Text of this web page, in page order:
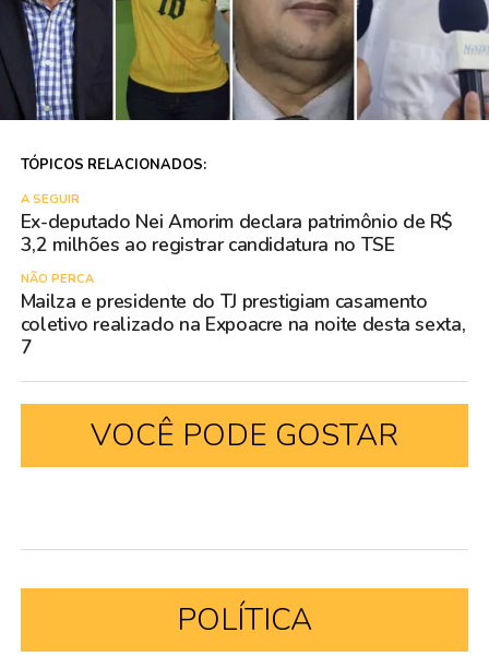
TÓPICOS RELACIONADOS:
A SEGUIR
Ex-deputado Nei Amorim declara patrimônio de R$
3,2 milhões ao registrar candidatura no TSE
NÃO PERCA
Mailza e presidente do TJ prestigiam casamento
coletivo realizado na Expoacre na noite desta sexta,
7
VOCÊ PODE GOSTAR
POLÍTICA